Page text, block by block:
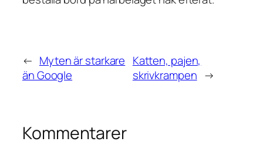
← Myten är starkare
än Google
Katten, pajen,
skrivkrampen →
Kommentarer